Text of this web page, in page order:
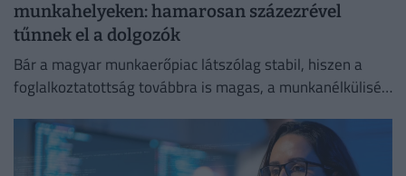
munkahelyeken: hamarosan százezrével
tűnnek el a dolgozók
Bár a magyar munkaerőpiac látszólag stabil, hiszen a
foglalkoztatottság továbbra is magas, a munkanélküliség